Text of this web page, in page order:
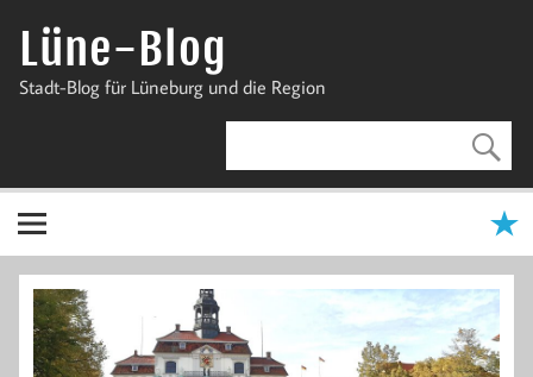
InhaltLüne-Blog
Stadt-Blog für Lüneburg und die Region